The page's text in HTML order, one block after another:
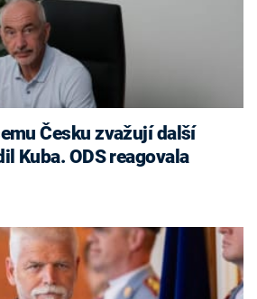
Kuba. ODS reagovala